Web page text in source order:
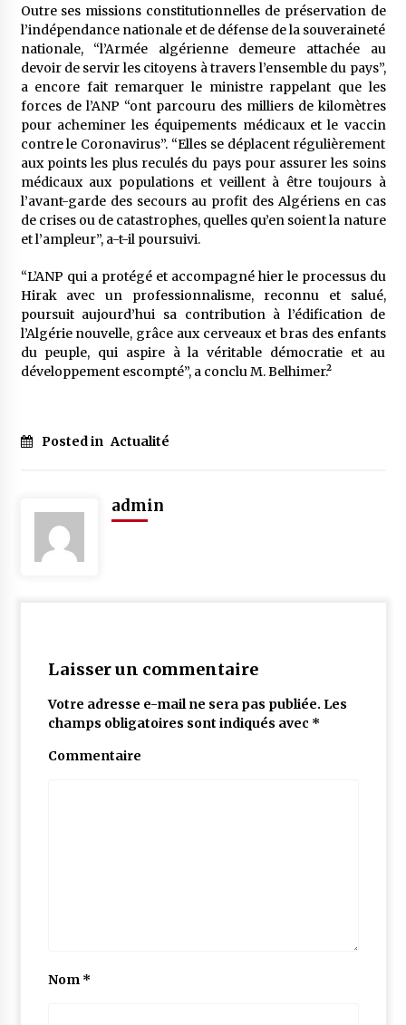
Outre ses missions constitutionnelles de préservation de
l’indépendance nationale et de défense de la souveraineté
nationale, “l’Armée algérienne demeure attachée au
devoir de servir les citoyens à travers l’ensemble du pays”,
a encore fait remarquer le ministre rappelant que les
forces de l’ANP “ont parcouru des milliers de kilomètres
pour acheminer les équipements médicaux et le vaccin
contre le Coronavirus”. “Elles se déplacent régulièrement
aux points les plus reculés du pays pour assurer les soins
médicaux aux populations et veillent à être toujours à
l’avant-garde des secours au profit des Algériens en cas
de crises ou de catastrophes, quelles qu’en soient la nature
et l’ampleur”, a-t-il poursuivi.
“L’ANP qui a protégé et accompagné hier le processus du
Hirak avec un professionnalisme, reconnu et salué,
poursuit aujourd’hui sa contribution à l’édification de
l’Algérie nouvelle, grâce aux cerveaux et bras des enfants
du peuple, qui aspire à la véritable démocratie et au
développement escompté”, a conclu M. Belhimer.²
Posted in Actualité
admin
Laisser un commentaire
Votre adresse e-mail ne sera pas publiée. Les
champs obligatoires sont indiqués avec *
Commentaire
Nom *